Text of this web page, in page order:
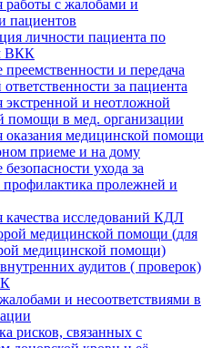
работы с жалобами и
пациентов
личности пациента по
ВКК
и передача
за пациента
экстренной и неотложной
помощи в мед. организации
оказания медицинской помощи
приеме и на дому
ухода за
пролежней и
качества исследований КДЛ
медицинской помощи (для
медицинской помощи)
аудитов ( проверок)
и несоответствиями в
рисков, связанных с